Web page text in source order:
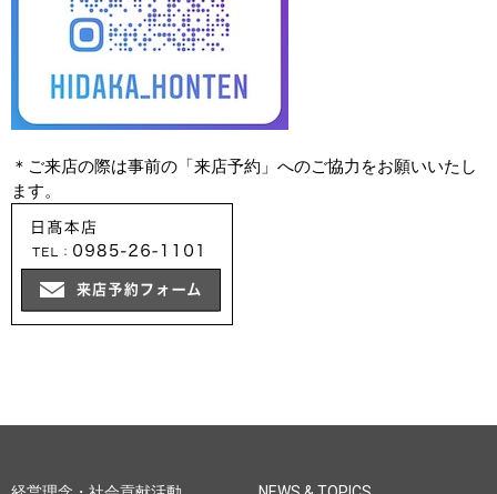
＊ご来店の際は事前の「来店予約」へのご協力をお願いいたし
ます。